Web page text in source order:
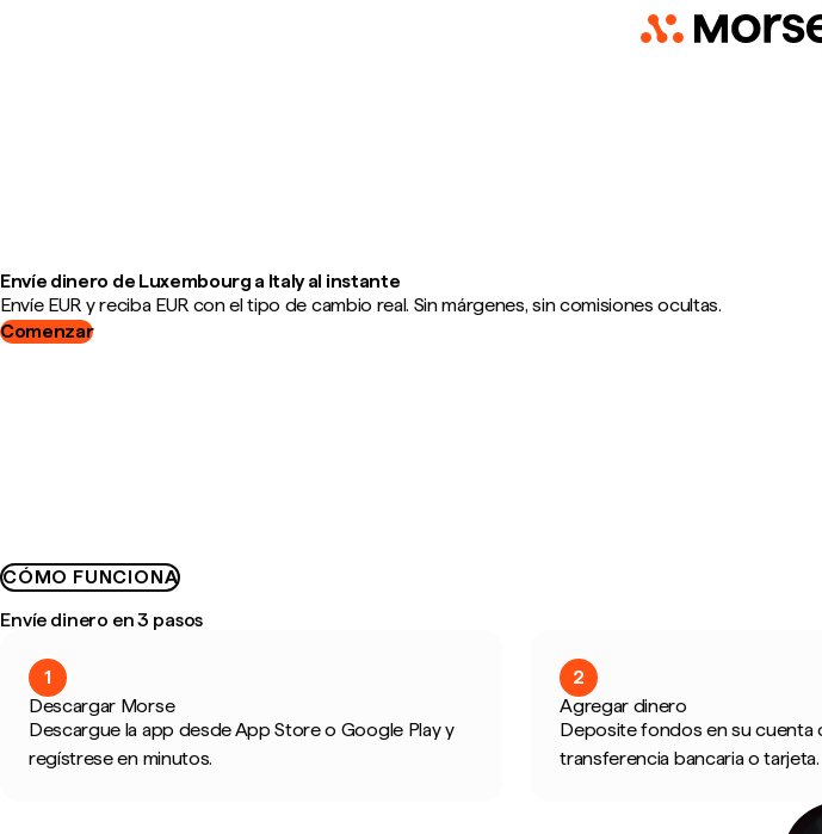
Envíe dinero de Luxembourg a Italy al instante
Envíe EUR y reciba EUR con el tipo de cambio real. Sin márgenes, sin comisiones ocultas.
Comenzar
CÓMO FUNCIONA
Envíe dinero en 3 pasos
1
Descargar Morse
Descargue la app desde App Store o Google Play y
regístrese en minutos.
2
Agregar dinero
Deposite fondos en su cuenta
transferencia bancaria o tarjeta.